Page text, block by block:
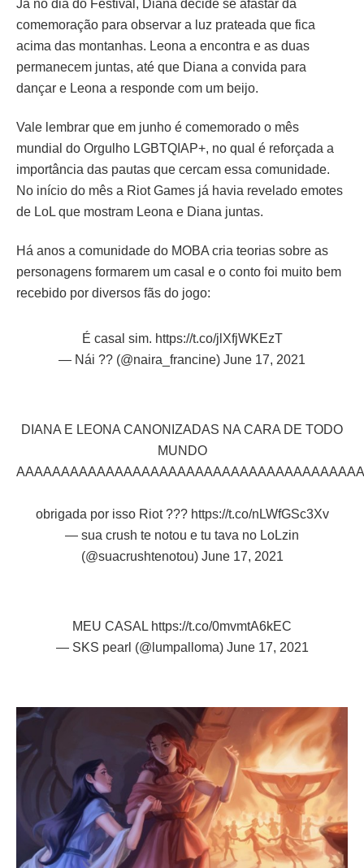
Já no dia do Festival, Diana decide se afastar da
comemoração para observar a luz prateada que fica
acima das montanhas. Leona a encontra e as duas
permanecem juntas, até que Diana a convida para
dançar e Leona a responde com um beijo.
Vale lembrar que em junho é comemorado o mês
mundial do Orgulho LGBTQIAP+, no qual é reforçada a
importância das pautas que cercam essa comunidade.
No início do mês a Riot Games já havia revelado emotes
de LoL que mostram Leona e Diana juntas.
Há anos a comunidade do MOBA cria teorias sobre as
personagens formarem um casal e o conto foi muito bem
recebido por diversos fãs do jogo:
É casal sim. https://t.co/jlXfjWKEzT
— Nái ?️‍? (@naira_francine) June 17, 2021
DIANA E LEONA CANONIZADAS NA CARA DE TODO
MUNDO
AAAAAAAAAAAAAAAAAAAAAAAAAAAAAAAAAAAAAAA
obrigada por isso Riot ??? https://t.co/nLWfGSc3Xv
— sua crush te notou e tu tava no LoLzin
(@suacrushtenotou) June 17, 2021
MEU CASAL https://t.co/0mvmtA6kEC
— SKS pearl (@lumpalloma) June 17, 2021